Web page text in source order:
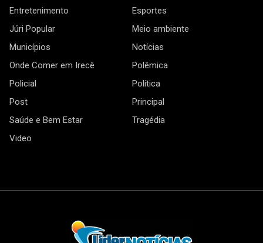
Entretenimento
Esportes
Júri Popular
Meio ambiente
Municípios
Notícias
Onde Comer em Irecê
Polêmica
Policial
Política
Post
Principal
Saúde e Bem Estar
Tragédia
Video